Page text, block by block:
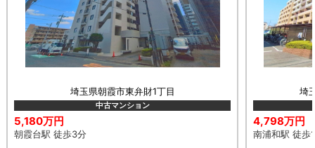
埼玉県朝霞市東弁財1丁目
中古マンション
5,180万円
朝霞台駅 徒歩3分
埼
4,798万円
南浦和駅 徒歩